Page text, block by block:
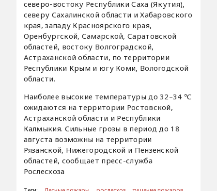
северо-востоку Республики Саха (Якутия),
северу Сахалинской области и Хабаровского
края, западу Красноярского края,
Оренбургской, Самарской, Саратовской
областей, востоку Волгоградской,
Астраханской области, по территории
Республики Крым и югу Коми, Вологодской
области.
Наиболее высокие температуры до 32–34 ℃
ожидаются на территории Ростовской,
Астраханской области и Республики
Калмыкия. Сильные грозы в период до 18
августа возможны на территории
Рязанской, Нижегородской и Пензенской
областей, сообщает пресс-служба
Рослесхоза